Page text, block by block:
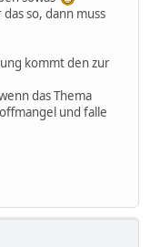
so, dann muss
kommt den zur
das Thema
und falle